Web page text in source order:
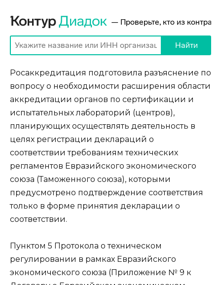
Росаккредитация подготовила разъяснение по
вопросу о необходимости расширения области
аккредитации органов по сертификации и
испытательных лабораторий (центров),
планирующих осуществлять деятельность в
целях регистрации деклараций о
соответствии требованиям технических
регламентов Евразийского экономического
союза (Таможенного союза), которыми
предусмотрено подтверждение соответствия
только в форме принятия декларации о
соответствии.
Пунктом 5 Протокола о техническом
регулировании в рамках Евразийского
экономического союза (Приложение № 9 к